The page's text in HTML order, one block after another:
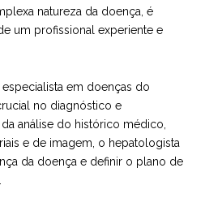
natureza da doença, é
um profissional experiente e
especialista em doenças do
no diagnóstico e
análise do histórico médico,
e de imagem, o hepatologista
da doença e definir o plano de